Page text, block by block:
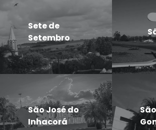
Sete de
Setembro
São José do
Inhacorá